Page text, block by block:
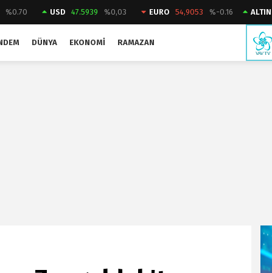
%0.70 USD 47.5939 %0,03 EURO 54,9053 %-0.16 ALTIN
DÜNYA EKONOMI RAMAZAN